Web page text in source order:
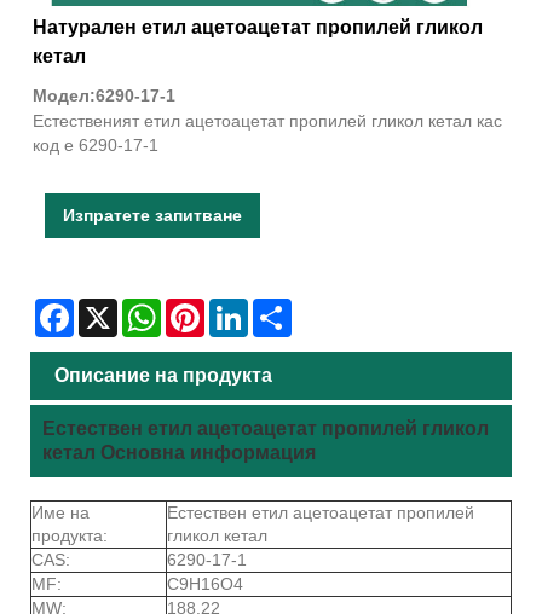
Натурален етил ацетоацетат пропилей гликол
кетал
Модел:6290-17-1
Естественият етил ацетоацетат пропилей гликол кетал кас
код е 6290-17-1
Изпратете запитване
Facebook
X WhatsAppPinterestLinkedIn
Описание на продукта
Естествен етил ацетоацетат пропилей гликол
кетал Основна информация
Име на
продукта:
Естествен етил ацетоацетат пропилей
гликол кетал
CAS:
6290-17-1
MF:
C9H16O4
MW:
188.22